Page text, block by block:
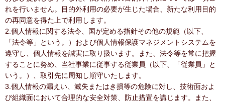
れを行いません。目的外利用の必要が生じた場合、新たな利用目的
の再同意を得た上で利用します。
2.個人情報に関する法令、国が定める指針その他の規範（以下、
「法令等」という。）および個人情報保護マネジメントシステムを
遵守し、個人情報を誠実に取り扱います。また、法令等を常に把握
することに努め、当社事業に従事する従業員（以下、「従業員」と
いう。）、取引先に周知し順守いたします。
3.個人情報の漏えい、滅失またはき損等の危険に対し、技術面およ
び組織面において合理的な安全対策、防止措置を講じます。また、